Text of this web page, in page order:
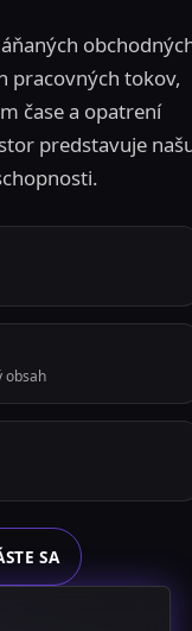
pracovných tokov,
čase a opatrení
predstavuje
obsah
SA